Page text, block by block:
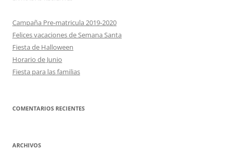
a
i
ó
n
d
r
Campaña Pre-matricula 2019-2020
Felices vacaciones de Semana Santa
Fiesta de Halloween
Horario de Junio
Fiesta para las familias
COMENTARIOS RECIENTES
ARCHIVOS